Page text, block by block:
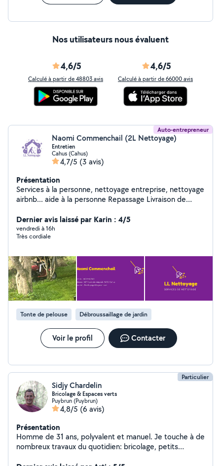
Nos utilisateurs nous évaluent
4,6/5
Calculé à partir de 48803 avis
4,6/5
Calculé à partir de 66000 avis
Auto-entrepreneur
Naomi Commenchail (2L Nettoyage)
Entretien
Cahus (Cahus)
4,7/5 (3 avis)
Présentation
Services à la personne, nettoyage entreprise, nettoyage
airbnb... aide à la personne Repassage Livraison de
personne: -50% en crédit d'impôt, paiement possible
en CESU
Dernier avis laissé par Karin : 4/5
vendredi à 16h
Très cordiale
Tonte de pelouse Débroussaillage de jardin
Voir le profil Contacter
Particulier
Sidjy Chardelin
Bricolage & Espaces verts
Puybrun (Puybrun)
4,8/5 (6 avis)
Présentation
Homme de 31 ans, polyvalent et manuel. Je touche à de
nombreux travaux du quotidien: bricolage, petits